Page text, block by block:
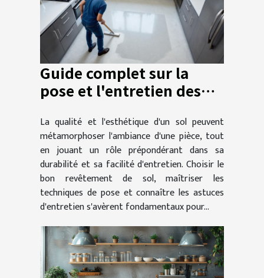
Guide complet sur la
pose et l'entretien des
La qualité et l'esthétique d'un sol peuvent
métamorphoser l'ambiance d'une pièce, tout
en jouant un rôle prépondérant dans sa
durabilité et sa facilité d'entretien. Choisir le
bon revêtement de sol, maîtriser les
techniques de pose et connaître les astuces
d'entretien s'avèrent fondamentaux pour...